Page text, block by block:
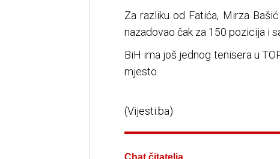
Za razliku od Fatića, Mirza
nazadovao čak za 150 pozicija i
BiH ima još jednog tenisera u
mjesto.
(Vijesti.ba)